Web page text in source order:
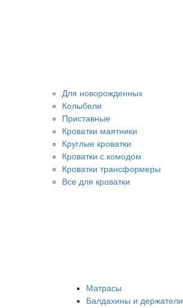
Для новорожденных
Колыбели
Приставные
Кроватки маятники
Круглые кроватки
Кроватки с комодом
Кроватки трансформеры
Все для кроватки
Матрасы
Балдахины и держатели